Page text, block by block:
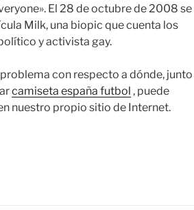
El 28 de octubre de 2008 se
Milk, una biopic que cuenta los
y activista gay.
con respecto a dónde, junto
camiseta españa futbol , puede
nuestro propio sitio de Internet.